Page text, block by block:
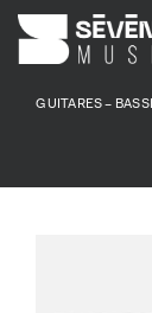
Passer
au
GUITARES –